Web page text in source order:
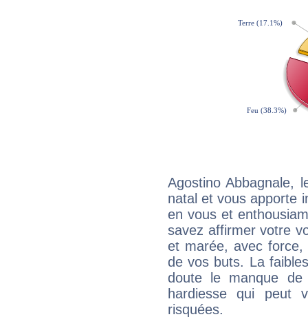
Agostino Abbagnale,
natal et vous apporte
en vous et
savez affirmer votre
et marée, avec
de vos buts. La
doute le manque
hardiesse qui peut
risquées.